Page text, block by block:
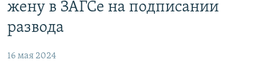
основному
Вернутся
АВТОРСКИЕ ПРОЕКТЫ
МНЕНИЯ
жену в ЗАГСе на подписании
развода
16 мая 2024